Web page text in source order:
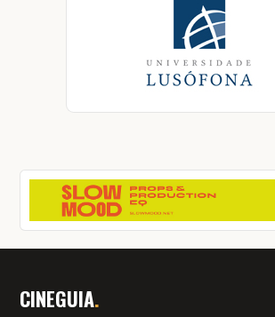
CINEGUIA.